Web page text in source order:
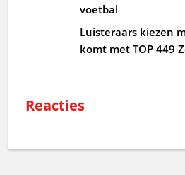
voetbal
Luisteraars kiezen
komt met TOP 449
Reacties